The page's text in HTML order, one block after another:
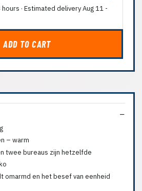
· Estimated deliveryAug 11 -
ADD TO CART
– warm
twee bureaus zijn hetzelfde
omarmd en het besef van eenheid